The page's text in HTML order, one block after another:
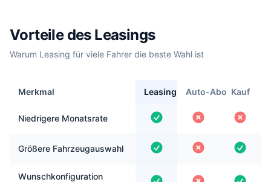
Vorteile des Leasings
Warum Leasing für viele Fahrer die beste Wahl ist
Merkmal Leasing Auto-Abo Kauf
Niedrigere Monatsrate
Größere Fahrzeugauswahl
Wunschkonfiguration